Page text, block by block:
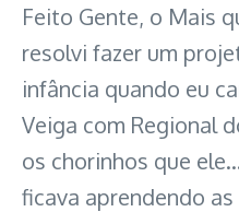
Feito Gente, o Mais
resolvi fazer um
infância quando eu
Veiga com Regional
os chorinhos que
ficava aprendendo